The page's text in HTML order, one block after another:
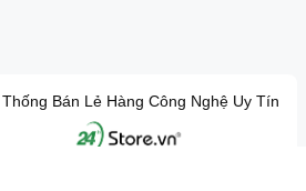
Thống Bán Lẻ Hàng Công Nghệ Uy Tín